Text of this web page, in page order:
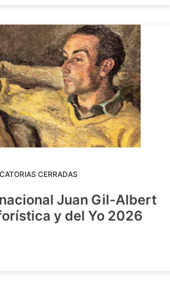
CERRADAS
Juan Gil-Albert
y del Yo 2026